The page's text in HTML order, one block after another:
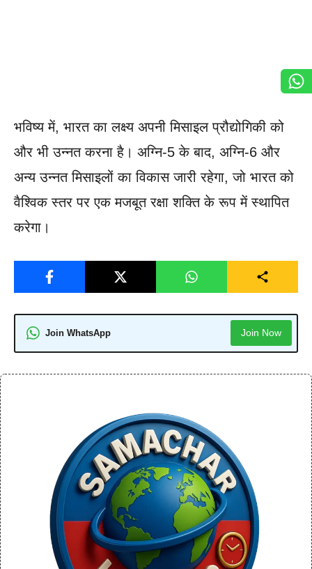
भविष्य में, भारत का लक्ष्य अपनी मिसाइल प्रौद्योगिकी को
और भी उन्नत करना है। अग्नि-5 के बाद, अग्नि-6 और
अन्य उन्नत मिसाइलों का विकास जारी रहेगा, जो भारत को
वैश्विक स्तर पर एक मजबूत रक्षा शक्ति के रूप में स्थापित
करेगा।
Join WhatsApp Join Now